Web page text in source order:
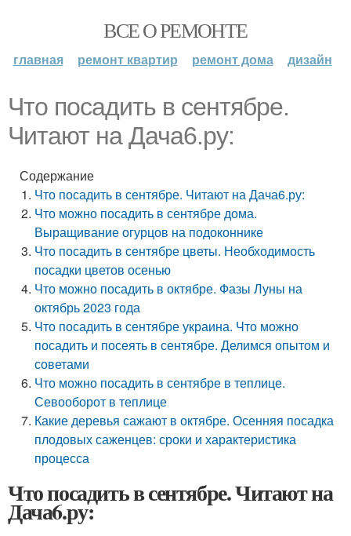
ВСЕ О РЕМОНТЕ
главная ремонт квартир ремонт дома дизайн
Что посадить в сентябре.
Читают на Дача6.ру:
Содержание
Что посадить в сентябре. Читают на Дача6.ру:
Что можно посадить в сентябре дома.
Выращивание огурцов на подоконнике
Что посадить в сентябре цветы. Необходимость
посадки цветов осенью
Что можно посадить в октябре. Фазы Луны на
октябрь 2023 года
Что посадить в сентябре украина. Что можно
посадить и посеять в сентябре. Делимся опытом и
советами
Что можно посадить в сентябре в теплице.
Севооборот в теплице
Какие деревья сажают в октябре. Осенняя посадка
плодовых саженцев: сроки и характеристика
процесса
Что посадить в сентябре. Читают на
Дача6.ру: